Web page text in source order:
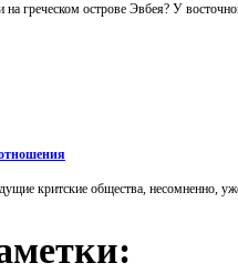
греческом острове Эвбея? У
критские общества, несомненно,